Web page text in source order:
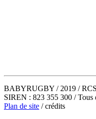
BABYRUGBY / 2019 /
SIREN : 823 355 300 / Tous
Plan de site / crédits